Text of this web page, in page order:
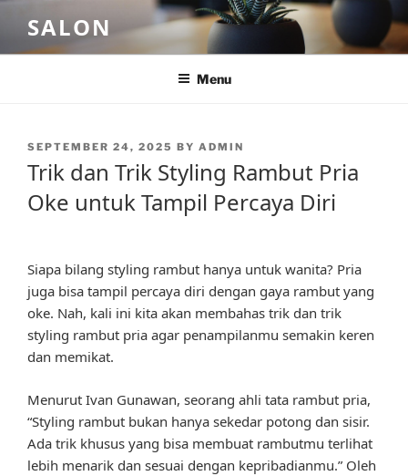
content
SALON
Menu
POSTED
SEPTEMBER 24, 2025 BY ADMIN
Trik dan Trik Styling Rambut Pria
Oke untuk Tampil Percaya Diri
Siapa bilang styling rambut hanya untuk wanita? Pria
juga bisa tampil percaya diri dengan gaya rambut yang
oke. Nah, kali ini kita akan membahas trik dan trik
styling rambut pria agar penampilanmu semakin keren
dan memikat.
Menurut Ivan Gunawan, seorang ahli tata rambut pria,
“Styling rambut bukan hanya sekedar potong dan sisir.
Ada trik khusus yang bisa membuat rambutmu terlihat
lebih menarik dan sesuai dengan kepribadianmu.” Oleh